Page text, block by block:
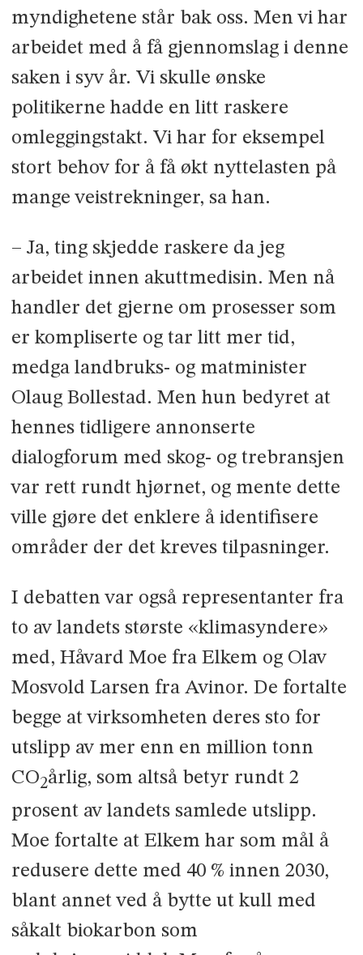
myndighetene står bak oss. Men vi har
arbeidet med å få gjennomslag i denne
saken i syv år. Vi skulle ønske
politikerne hadde en litt raskere
omleggingstakt. Vi har for eksempel
stort behov for å få økt nyttelasten på
mange veistrekninger, sa han.
– Ja, ting skjedde raskere da jeg
arbeidet innen akuttmedisin. Men nå
handler det gjerne om prosesser som
er kompliserte og tar litt mer tid,
medga landbruks- og matminister
Olaug Bollestad. Men hun bedyret at
hennes tidligere annonserte
dialogforum med skog- og trebransjen
var rett rundt hjørnet, og mente dette
ville gjøre det enklere å identifisere
områder der det kreves tilpasninger.
I debatten var også representanter fra
to av landets største «klimasyndere»
med, Håvard Moe fra Elkem og Olav
Mosvold Larsen fra Avinor. De fortalte
begge at virksomheten deres sto for
utslipp av mer enn en million tonn
CO2årlig, som altså betyr rundt 2
prosent av landets samlede utslipp.
Moe fortalte at Elkem har som mål å
redusere dette med 40 % innen 2030,
blant annet ved å bytte ut kull med
såkalt biokarbon som